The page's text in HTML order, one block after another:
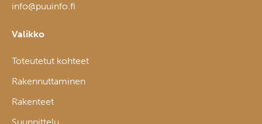
info@puuinfo.fi
Valikko
Toteutetut kohteet
Rakennuttaminen
Rakenteet